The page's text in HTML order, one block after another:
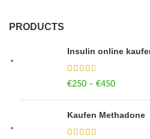
PRODUCTS
Insulin online
€250 – €450
Kaufen Methadone